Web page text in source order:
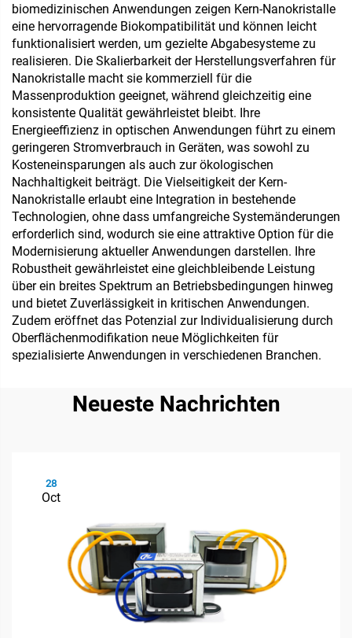
biomedizinischen Anwendungen zeigen Kern-Nanokristalle
eine hervorragende Biokompatibilität und können leicht
funktionalisiert werden, um gezielte Abgabesysteme zu
realisieren. Die Skalierbarkeit der Herstellungsverfahren für
Nanokristalle macht sie kommerziell für die
Massenproduktion geeignet, während gleichzeitig eine
konsistente Qualität gewährleistet bleibt. Ihre
Energieeffizienz in optischen Anwendungen führt zu einem
geringeren Stromverbrauch in Geräten, was sowohl zu
Kosteneinsparungen als auch zur ökologischen
Nachhaltigkeit beiträgt. Die Vielseitigkeit der Kern-
Nanokristalle erlaubt eine Integration in bestehende
Technologien, ohne dass umfangreiche Systemänderungen
erforderlich sind, wodurch sie eine attraktive Option für die
Modernisierung aktueller Anwendungen darstellen. Ihre
Robustheit gewährleistet eine gleichbleibende Leistung
über ein breites Spektrum an Betriebsbedingungen hinweg
und bietet Zuverlässigkeit in kritischen Anwendungen.
Zudem eröffnet das Potenzial zur Individualisierung durch
Oberflächenmodifikation neue Möglichkeiten für
spezialisierte Anwendungen in verschiedenen Branchen.
Neueste Nachrichten
28
Oct